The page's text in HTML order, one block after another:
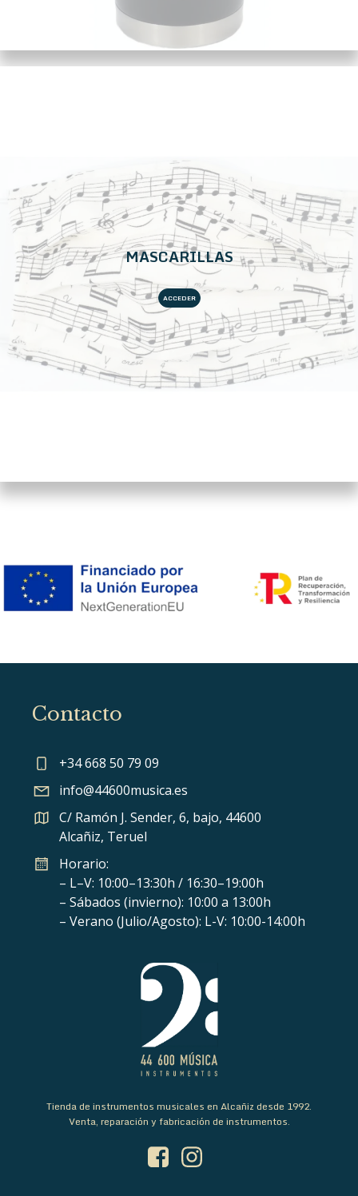
MASCARILLAS
ACCEDER
Contacto
+34 668 50 79 09
info@44600musica.es
C/ Ramón J. Sender, 6, bajo, 44600
Alcañiz, Teruel
Horario:
– L–V: 10:00–13:30h / 16:30–19:00h
– Sábados (invierno): 10:00 a 13:00h
– Verano (Julio/Agosto): L-V: 10:00-14:00h
Tienda de instrumentos musicales en Alcañiz desde 1992.
Venta, reparación y fabricación de instrumentos.